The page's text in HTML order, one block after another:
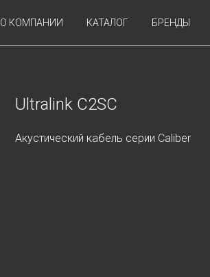
О КОМПАНИИ КАТАЛОГ БРЕНДЫ
Ultralink C2SC
Акустический кабель серии Caliber